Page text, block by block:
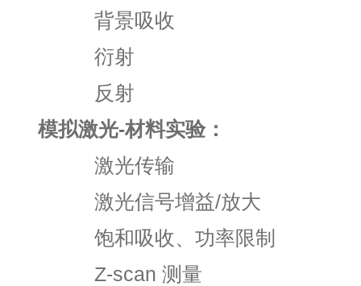
背景吸收
衍射
反射
模拟激光-材料实验：
激光传输
激光信号增益/放大
饱和吸收、功率限制
Z-scan 测量